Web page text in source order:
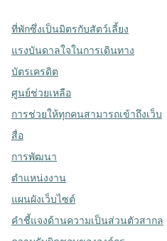
ที่พักซึ่งเป็นมิตรกับสัตว์เลี้ยง
แรงบันดาลใจในการเดินทาง
บัตรเครดิต
ศูนย์ช่วยเหลือ
การช่วยให้ทุกคนสามารถเข้าถึงเว็บ
สื่อ
การพัฒนา
ตำแหน่งงาน
แผนผังเว็บไซต์
คำชี้แจงด้านความเป็นส่วนตัวสากล